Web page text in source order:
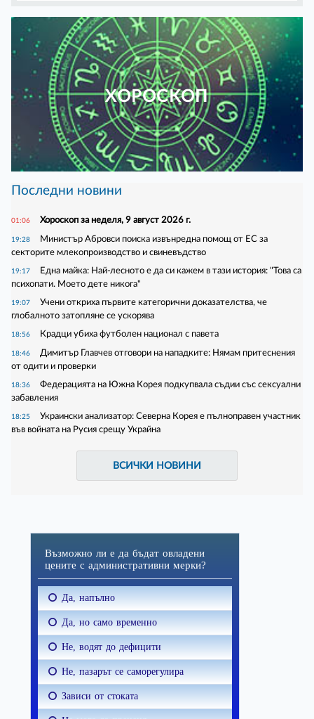
ХОРОСКОП
Последни новини
01:06 Хороскоп за неделя, 9 август 2026 г.
19:28
Министър Абровси поиска извънредна помощ от ЕС за
секторите млекопроизводство и свиневъдство
19:17
Една майка: Най-лесното е да си кажем в тази история: "Това са
психопати. Моето дете никога"
19:07
Учени откриха първите категорични доказателства, че
глобалното затопляне се ускорява
18:56 Крадци убиха футболен национал с павета
18:46
Димитър Главчев отговори на нападките: Нямам притеснения
от одити и проверки
18:36
Федерацията на Южна Корея подкупвала съдии със сексуални
забавления
18:25
Украински анализатор: Северна Корея е пълноправен участник
във войната на Русия срещу Украйна
ВСИЧКИ НОВИНИ